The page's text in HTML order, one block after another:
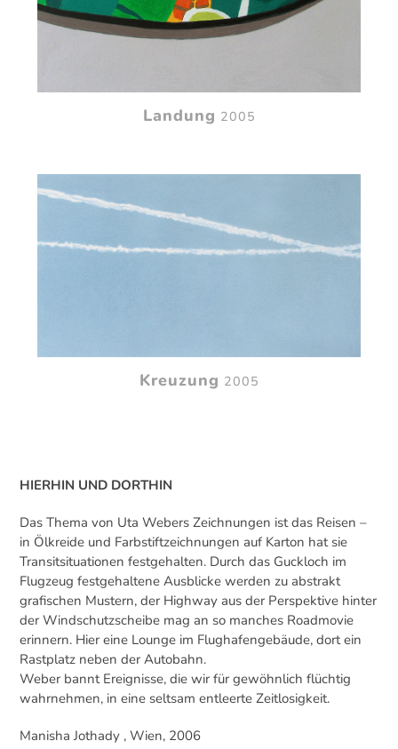
Landung 2005
Kreuzung 2005
HIERHIN UND DORTHIN
Das Thema von Uta Webers Zeichnungen ist das Reisen –
in Ölkreide und Farbstiftzeichnungen auf Karton hat sie
Transitsituationen festgehalten. Durch das Guckloch im
Flugzeug festgehaltene Ausblicke werden zu abstrakt
grafischen Mustern, der Highway aus der Perspektive hinter
der Windschutzscheibe mag an so manches Roadmovie
erinnern. Hier eine Lounge im Flughafengebäude, dort ein
Rastplatz neben der Autobahn.
Weber bannt Ereignisse, die wir für gewöhnlich flüchtig
wahrnehmen, in eine seltsam entleerte Zeitlosigkeit.
Manisha Jothady , Wien, 2006